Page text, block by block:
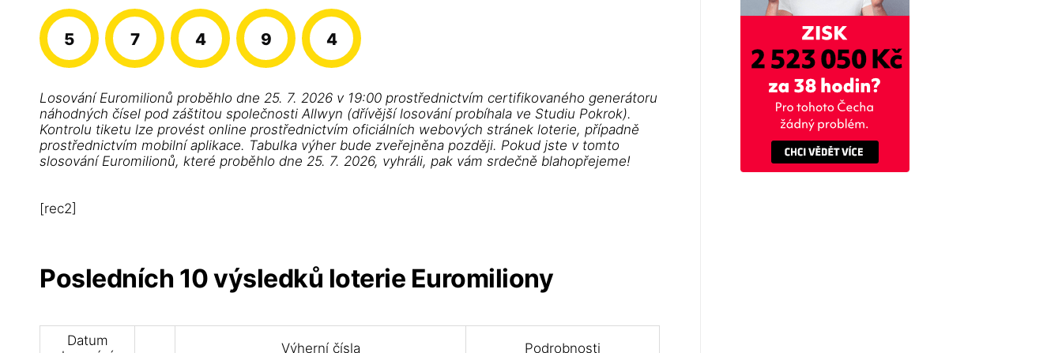
5 7 4 9 4
Losování Euromilionů proběhlo dne 25. 7. 2026 v 19:00 prostřednictvím certifikovaného generátoru
náhodných čísel pod záštitou společnosti Allwyn (dřívější losování probíhala ve Studiu Pokrok).
Kontrolu tiketu lze provést online prostřednictvím oficiálních webových stránek loterie, případně
prostřednictvím mobilní aplikace. Tabulka výher bude zveřejněna později. Pokud jste v tomto
slosování Euromilionů, které proběhlo dne 25. 7. 2026, vyhráli, pak vám srdečně blahopřejeme!
[rec2]
Posledních 10 výsledků loterie Euromiliony
Datum
Výherní čísla Podrobnosti